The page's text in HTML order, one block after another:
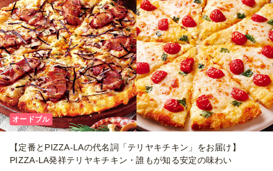
オードブル
【定番とPIZZA-LAの代名詞「テリヤキチキン」をお届け】
PIZZA-LA発祥テリヤキチキン・誰もが知る安定の味わい